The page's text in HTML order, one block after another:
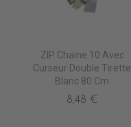
ZIP Chaine 10 Avec
Curseur Double Tirette
Blanc 80 Cm
8,48 €